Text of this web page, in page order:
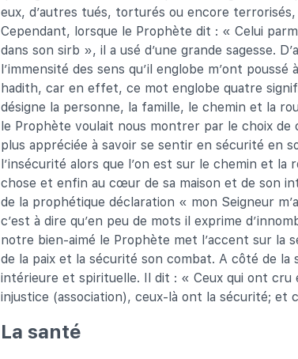
eux, d’autres tués, torturés ou encore
Cependant, lorsque le Prophète dit : « Celui
dans son sirb », il a usé d’une grande sagesse.
l’immensité des sens qu’il englobe m’ont
hadith, car en effet, ce mot englobe quatre
désigne la personne, la famille, le chemin et la
le Prophète voulait nous montrer par le choix
plus appréciée à savoir se sentir en sécurité en
l’insécurité alors que l’on est sur le chemin et la
chose et enfin au cœur de sa maison et de son
de la prophétique déclaration « mon Seigneur
c’est à dire qu’en peu de mots il exprime
notre bien-aimé le Prophète met l’accent sur la
de la paix et la sécurité son combat. A côté de
intérieure et spirituelle. Il dit : « Ceux qui ont
injustice (association), ceux-là ont la sécurité; et
La santé